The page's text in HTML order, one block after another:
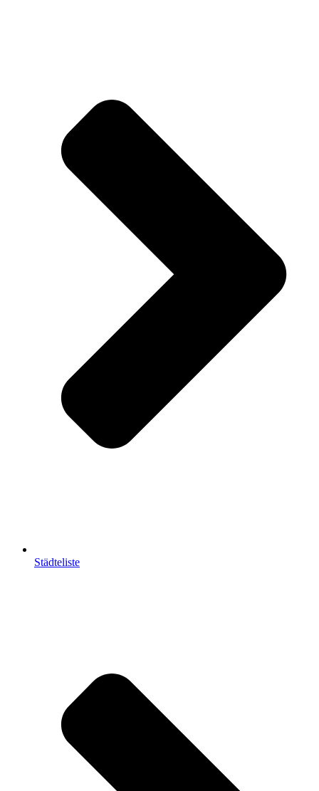
Städteliste